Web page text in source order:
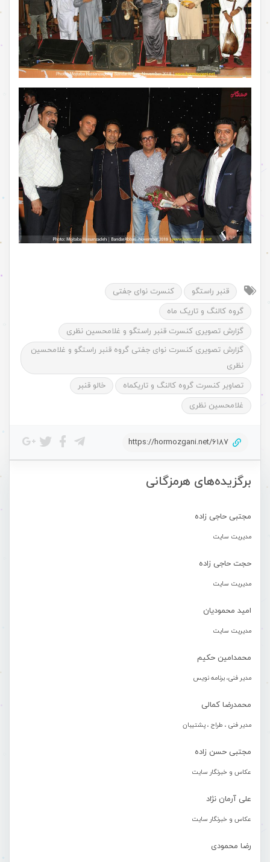
برگزیده‌های هرمزگانی
مجتبی حاجی زاده
مدیریت سایت
حجت حاجی زاده
مدیریت سایت
امید محمودیان
مدیریت سایت
محمدامین حکیم
مدیر فنی، برنامه نویس
محمدرضا کمالی
مدیر فنی ، طراح ، پشتیبان
مجتبی حسن زاده
عکاس و خبرنگار سایت
علی آرمان نژاد
عکاس و خبرنگار سایت
رضا محمودی
قنبر راستگو
کنسرت نوای جفتی
گروه کالنگ و تاریک ماه
گزارش تصویری کنسرت قنبر راستگو و غلامحسین نظری
گزارش تصویری کنسرت نوای جفتی گروه قنبر راستگو و غلامحسین
نظری
تصاویر کنسرت گروه کالنگ و تاریکماه
خالو قنبر
غلامحسین نظری
https://hormozgani.net/6187